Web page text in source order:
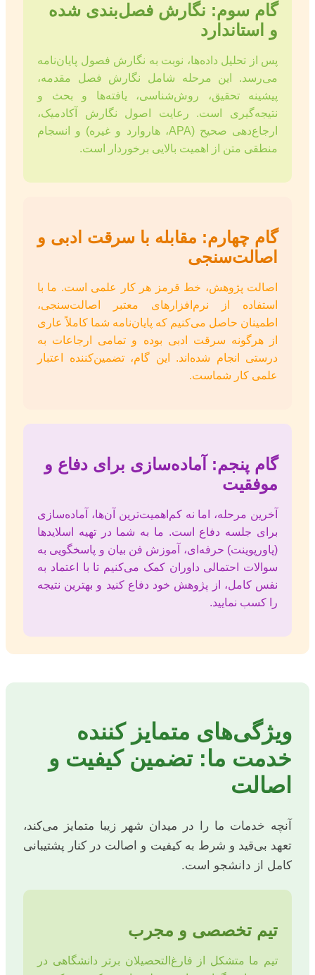
گام سوم: نگارش فصل‌بندی شده
و استاندارد
پس از تحلیل داده‌ها، نوبت به نگارش فصول پایان‌نامه
می‌رسد. این مرحله شامل نگارش فصل مقدمه،
پیشینه تحقیق، روش‌شناسی، یافته‌ها و بحث و
نتیجه‌گیری است. رعایت اصول نگارش آکادمیک،
ارجاع‌دهی صحیح (APA، هاروارد و غیره) و انسجام
منطقی متن از اهمیت بالایی برخوردار است.
گام چهارم: مقابله با سرقت ادبی و
اصالت‌سنجی
اصالت پژوهش، خط قرمز هر کار علمی است. ما با
استفاده از نرم‌افزارهای معتبر اصالت‌سنجی،
اطمینان حاصل می‌کنیم که پایان‌نامه شما کاملاً عاری
از هرگونه سرقت ادبی بوده و تمامی ارجاعات به
درستی انجام شده‌اند. این گام، تضمین‌کننده اعتبار
علمی کار شماست.
گام پنجم: آماده‌سازی برای دفاع و
موفقیت
آخرین مرحله، اما نه کم‌اهمیت‌ترین آن‌ها، آماده‌سازی
برای جلسه دفاع است. ما به شما در تهیه اسلایدها
(پاورپوینت) حرفه‌ای، آموزش فن بیان و پاسخگویی به
سوالات احتمالی داوران کمک می‌کنیم تا با اعتماد به
نفس کامل، از پژوهش خود دفاع کنید و بهترین نتیجه
را کسب نمایید.
ویژگی‌های متمایز کننده
خدمت ما: تضمین کیفیت و
اصالت
آنچه خدمات ما را در میدان شهر زیبا متمایز می‌کند،
تعهد بی‌قید و شرط به کیفیت و اصالت در کنار پشتیبانی
کامل از دانشجو است.
تیم تخصصی و مجرب
تیم ما متشکل از فارغ‌التحصیلان برتر دانشگاهی در